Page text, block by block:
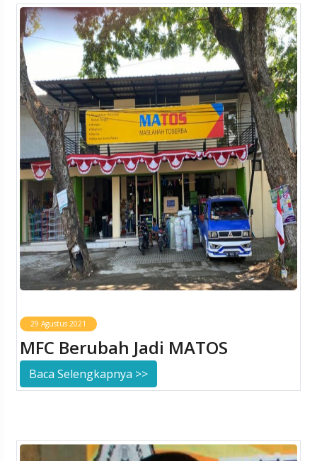
29 Agustus 2021
MFC Berubah Jadi MATOS
Baca Selengkapnya >>